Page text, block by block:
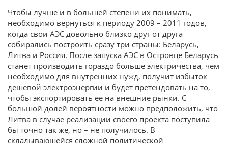
Чтобы лучше и в большей степени их понимать,
необходимо вернуться к периоду 2009 – 2011 годов,
когда свои АЭС довольно близко друг от друга
собирались построить сразу три страны: Беларусь,
Литва и Россия. После запуска АЭС в Островце Беларусь
станет производить гораздо больше электричества, чем
необходимо для внутренних нужд, получит избыток
дешевой электроэнергии и будет претендовать на то,
чтобы экспортировать ее на внешние рынки. С
большой долей вероятности можно предположить, что
Литва в случае реализации своего проекта поступила
бы точно так же, но – не получилось. В
складывающейся сложной политической